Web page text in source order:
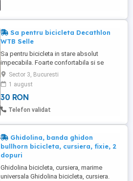
Sa pentru bicicleta Decathlon
WTB Selle
Sa pentru bicicleta in stare absolut
impecabila. Foarte confortabila si se
potriveste perfect persoanelor slabute
sau pentru copii. A fost data jos de pe
bicicleta de dama intrucat nu se potrivea
pentru o persoana corpolenta. Pentru
orice detaliu suplimentar raspund la
Sector 3, Bucuresti
1 august
30 RON
Telefon validat
Ghidolina, banda ghidon
bullhorn bicicleta, cursiera, fixie, 2
dopuri
Ghidolina bicicleta, cursiera, marime
universala Ghidolina bicicleta, cursiera.